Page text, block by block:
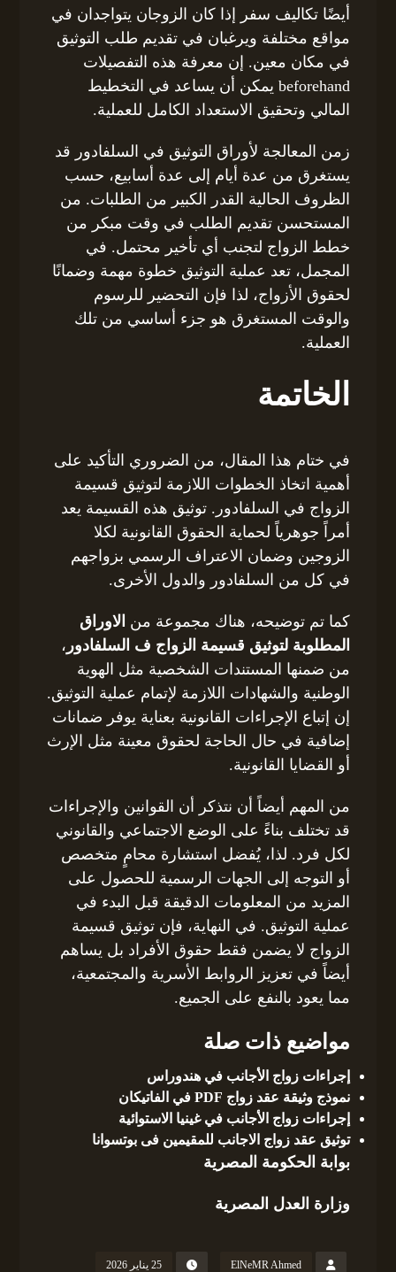
أيضًا تكاليف سفر إذا كان الزوجان يتواجدان في
مواقع مختلفة ويرغبان في تقديم طلب التوثيق
في مكان معين. إن معرفة هذه التفصيلات
beforehand يمكن أن يساعد في التخطيط
المالي وتحقيق الاستعداد الكامل للعملية.
زمن المعالجة لأوراق التوثيق في السلفادور قد
يستغرق من عدة أيام إلى عدة أسابيع، حسب
الظروف الحالية القدر الكبير من الطلبات. من
المستحسن تقديم الطلب في وقت مبكر من
خطط الزواج لتجنب أي تأخير محتمل. في
المجمل، تعد عملية التوثيق خطوة مهمة وضمانًا
لحقوق الأزواج، لذا فإن التحضير للرسوم
والوقت المستغرق هو جزء أساسي من تلك
العملية.
الخاتمة
في ختام هذا المقال، من الضروري التأكيد على
أهمية اتخاذ الخطوات اللازمة لتوثيق قسيمة
الزواج في السلفادور. توثيق هذه القسيمة يعد
أمراً جوهرياً لحماية الحقوق القانونية لكلا
الزوجين وضمان الاعتراف الرسمي بزواجهم
في كل من السلفادور والدول الأخرى.
كما تم توضيحه، هناك مجموعة من الاوراق
المطلوبة لتوثيق قسيمة الزواج ف السلفادور ،
من ضمنها المستندات الشخصية مثل الهوية
الوطنية والشهادات اللازمة لإتمام عملية التوثيق.
إن إتباع الإجراءات القانونية بعناية يوفر ضمانات
إضافية في حال الحاجة لحقوق معينة مثل الإرث
أو القضايا القانونية.
من المهم أيضاً أن نتذكر أن القوانين والإجراءات
قد تختلف بناءً على الوضع الاجتماعي والقانوني
لكل فرد. لذا، يُفضل استشارة محامٍ متخصص
أو التوجه إلى الجهات الرسمية للحصول على
المزيد من المعلومات الدقيقة قبل البدء في
عملية التوثيق. في النهاية، فإن توثيق قسيمة
الزواج لا يضمن فقط حقوق الأفراد بل يساهم
أيضاً في تعزيز الروابط الأسرية والمجتمعية،
مما يعود بالنفع على الجميع.
مواضيع ذات صلة
إجراءات زواج الأجانب في هندوراس
نموذج وثيقة عقد زواج PDF في الفاتيكان
إجراءات زواج الأجانب في غينيا الاستوائية
توثيق عقد زواج الاجانب للمقيمين فى بوتسوانا
بوابة الحكومة المصرية
وزارة العدل المصرية
ElNeMR Ahmed 25 يناير 2026